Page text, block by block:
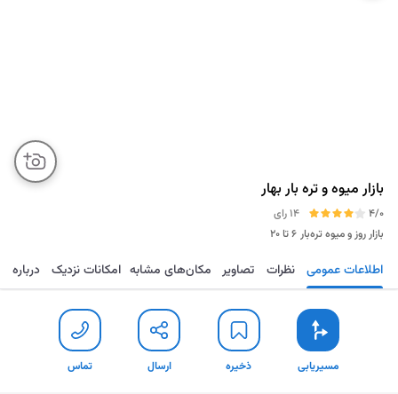
بازار میوه و تره بار بهار
4/0
14 رای
بازار روز و میوه تره‌بار ۶ تا ۲۰
مسیریابی ذخیره ارسال تماس اطلاعات عمومی نظرات تصاویر مکان‌های مشابه امکانات نزدیک درباره
مسیریابی ذخیره ارسال تماس